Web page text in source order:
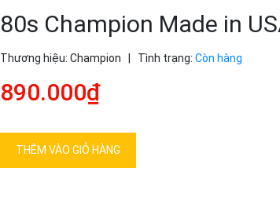
80s Champion Made in
Thương hiệu: Champion Tình trạng: Còn hàng
890.000₫
THÊM VÀO GIỎ HÀNG